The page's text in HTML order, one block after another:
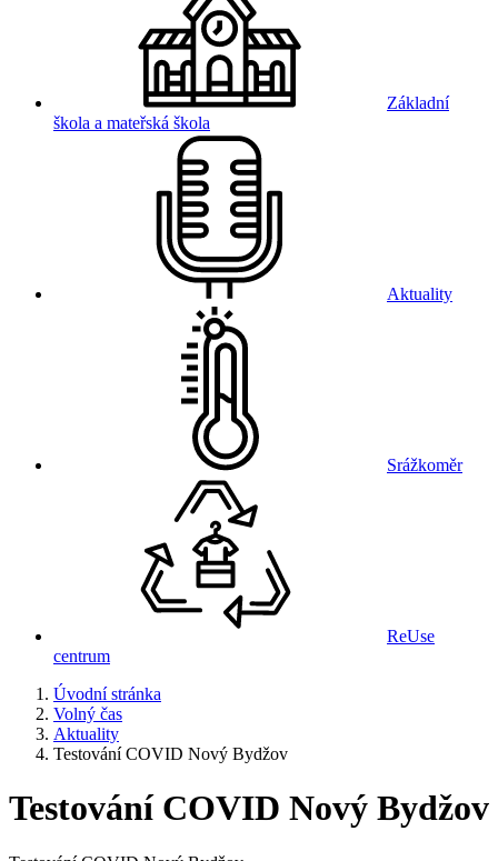
Základní
škola a mateřská škola
Aktuality
Srážkoměr
ReUse
centrum
Úvodní stránka
Volný čas
Aktuality
Testování COVID Nový Bydžov
Testování COVID Nový Bydžov